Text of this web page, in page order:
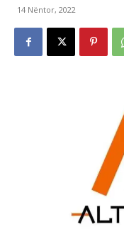
14 Nëntor, 2022